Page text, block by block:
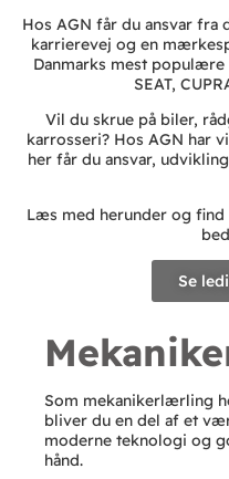
Hos AGN får du ansvar fra
karrierevej og en
Danmarks mest
SEAT,
Vil du skrue på biler,
karrosseri? Hos AGN har
her får du ansvar,
Læs med herunder og
Se
Som mekanikerlærling
bliver du en del af et
moderne teknologi og
hånd.